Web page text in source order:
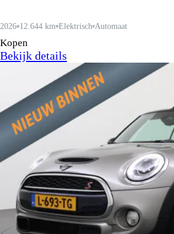
2026 12.644 km Elektrisch Automaat
Kopen
Bekijk details